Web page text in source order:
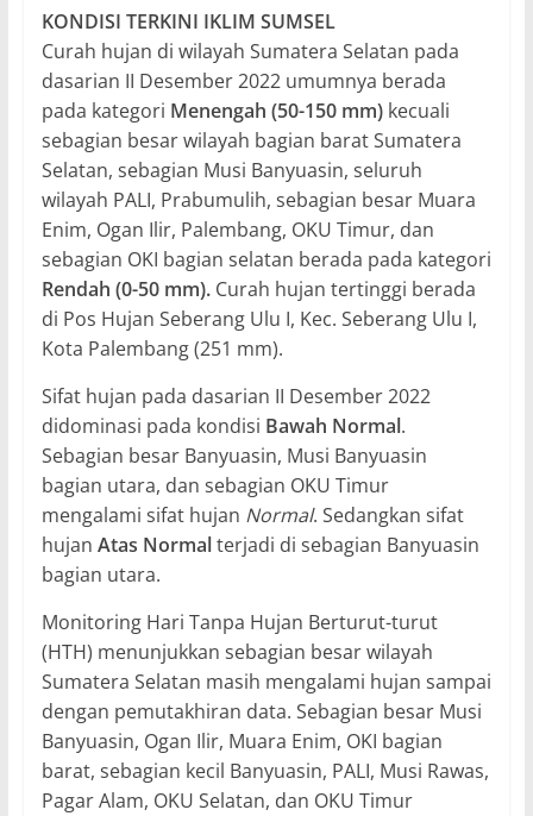
KONDISI TERKINI IKLIM SUMSEL
Curah hujan di wilayah Sumatera Selatan pada
dasarian II Desember 2022 umumnya berada
pada kategori Menengah (50-150 mm)kecuali
sebagian besar wilayah bagian barat Sumatera
Selatan, sebagian Musi Banyuasin, seluruh
wilayah PALI, Prabumulih, sebagian besar Muara
Enim, Ogan Ilir, Palembang, OKU Timur, dan
sebagian OKI bagian selatan berada pada kategori
Rendah (0-50 mm).Curah hujan tertinggi berada
di Pos Hujan Seberang Ulu I, Kec. Seberang Ulu I,
Kota Palembang (251 mm).
Sifat hujan pada dasarian II Desember 2022
didominasi pada kondisi Bawah Normal.
Sebagian besar Banyuasin, Musi Banyuasin
bagian utara, dan sebagian OKU Timur
mengalami sifat hujan Normal. Sedangkan sifat
hujan Atas Normalterjadi di sebagian Banyuasin
bagian utara.
Monitoring Hari Tanpa Hujan Berturut-turut
(HTH) menunjukkan sebagian besar wilayah
Sumatera Selatan masih mengalami hujan sampai
dengan pemutakhiran data. Sebagian besar Musi
Banyuasin, Ogan Ilir, Muara Enim, OKI bagian
barat, sebagian kecil Banyuasin, PALI, Musi Rawas,
Pagar Alam, OKU Selatan, dan OKU Timur